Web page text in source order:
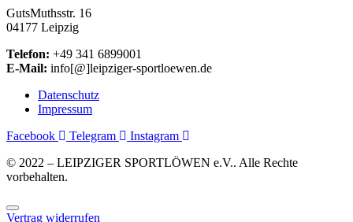
GutsMuthsstr. 16
04177 Leipzig
Telefon: +49 341 6899001
E-Mail: info[@]leipziger-sportloewen.de
Datenschutz
Impressum
Facebook
Telegram
Instagram
© 2022 – LEIPZIGER SPORTLÖWEN e.V.. Alle Rechte
vorbehalten.
Vertrag widerrufen